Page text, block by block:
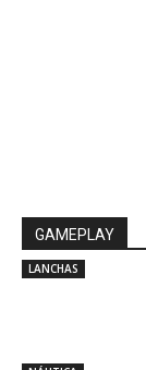
GAMEPLAY
LANCHAS